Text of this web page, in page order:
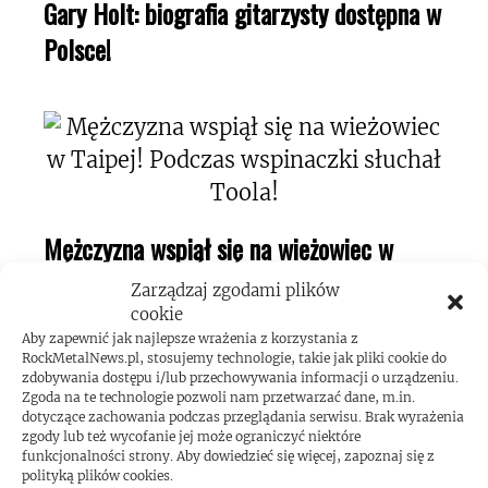
Zarządzaj zgodami plików
cookie
Aby zapewnić jak najlepsze wrażenia z korzystania z
RockMetalNews.pl, stosujemy technologie, takie jak pliki cookie do
zdobywania dostępu i/lub przechowywania informacji o urządzeniu.
Zgoda na te technologie pozwoli nam przetwarzać dane, m.in.
dotyczące zachowania podczas przeglądania serwisu. Brak wyrażenia
zgody lub też wycofanie jej może ograniczyć niektóre
funkcjonalności strony. Aby dowiedzieć się więcej, zapoznaj się z
polityką plików cookies.
Gary Holt: biografia gitarzysty dostępna w
Polsce!
Mężczyzna wspiął się na wieżowiec w
Taipej! Podczas wspinaczki słuchał Toola!
Kerry King o swojej pasji do maszyn